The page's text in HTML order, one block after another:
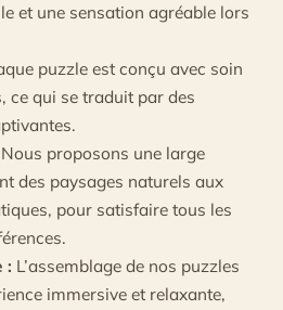
et une sensation agréable lors
puzzle est conçu avec soin
ce qui se traduit par des
Nous proposons une large
des paysages naturels aux
pour satisfaire tous les
: L’assemblage de nos puzzles
immersive et relaxante,